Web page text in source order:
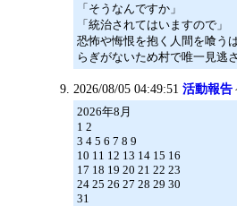
「そうなんですか」
「統治されてはいますので」
恐怖や悔恨を抱く人間を喰う
らぎがないため村で唯一見逃
2026/08/05 04:49:51 活動報告
2026年8月
1 2
3 4 5 6 7 8 9
10 11 12 13 14 15 16
17 18 19 20 21 22 23
24 25 26 27 28 29 30
31